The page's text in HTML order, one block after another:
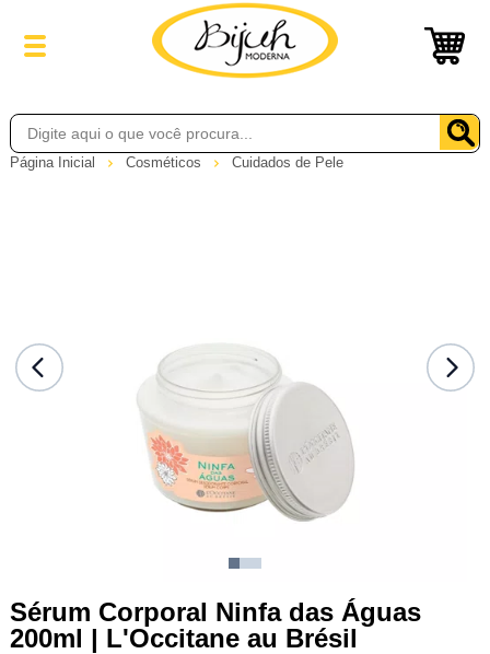
Página Inicial Cosméticos Cuidados de Pele
Sérum Corporal Ninfa das Águas
200ml | L'Occitane au Brésil